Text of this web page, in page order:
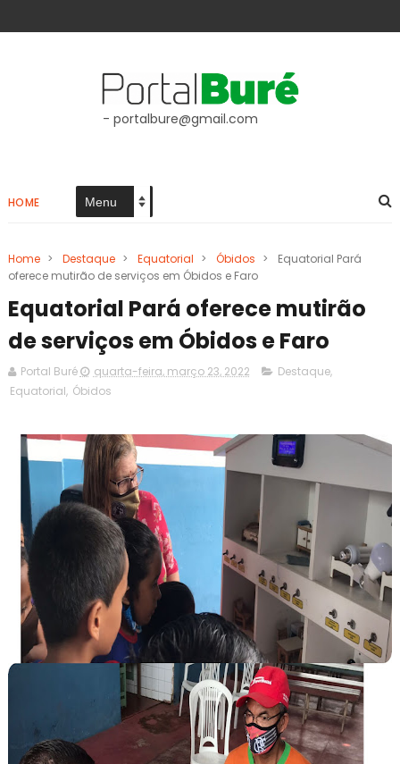
- portalbure@gmail.com
HOME
Home > Destaque > Equatorial > Óbidos >
Equatorial Pará
oferece mutirão de serviços em Óbidos e Faro
Equatorial Pará oferece mutirão
de serviços em Óbidos e Faro
Portal Buré quarta-feira, março 23, 2022 Destaque,
Equatorial, Óbidos